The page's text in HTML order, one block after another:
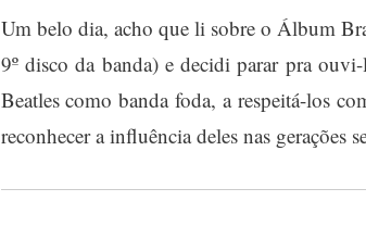
Um belo dia, acho que li sobre o Álbum
9º disco da banda) e decidi parar pra
Beatles como banda foda, a respeitá-los
reconhecer a influência deles nas gerações